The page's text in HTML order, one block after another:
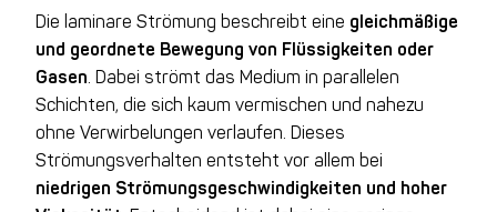
Die laminare Strömung beschreibt eine gleichmäßige
und geordnete Bewegung von Flüssigkeiten oder
Gasen. Dabei strömt das Medium in parallelen
Schichten, die sich kaum vermischen und nahezu
ohne Verwirbelungen verlaufen. Dieses
Strömungsverhalten entsteht vor allem bei
niedrigen Strömungsgeschwindigkeiten und hoher